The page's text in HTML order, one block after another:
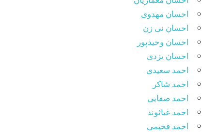
احسان مهدوی
احسان نی زن
احسان وحیدپور
احسان یزدی
احمد سعیدی
احمد شاکر
احمد صفایی
احمد غیاثوند
احمد فخیمی